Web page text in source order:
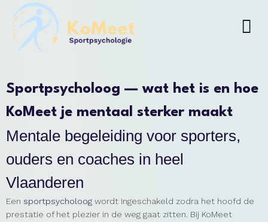
Sportpsycholoog — wat het is en hoe
KoMeet je mentaal sterker maakt
Mentale begeleiding voor sporters,
ouders en coaches in heel
Vlaanderen
Een sportpsycholoog wordt ingeschakeld zodra het hoofd de
prestatie of het plezier in de weg gaat zitten. Bij KoMeet